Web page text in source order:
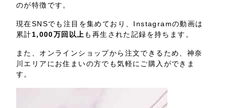
のが特徴です。
現在SNSでも注目を集めており、Instagramの動画は
累計1,000万回以上 も再生された記録を持ちます。
また、オンラインショップから注文できるため、神奈
川エリアにお住まいの方でも気軽にご購入ができま
す。